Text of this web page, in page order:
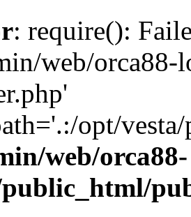
: require():
web/
opt/
web/orca88-